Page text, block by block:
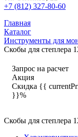
+7 (812) 327-80-60
Главная
Каталог
Инструменты для
Скобы для степлера
Запрос на расчет
Акция
Скидка {{
}}%
Скобы для степлера